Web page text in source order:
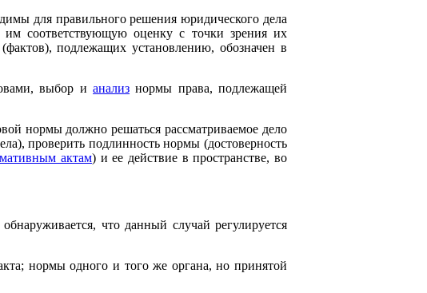
для правильного решения юридического дела
им соответствующую оценку с точки зрения их
подлежащих установлению, обозначен в
выбор ианализ нормы права, подлежащей
нормы должно решаться рассматриваемое дело
проверить подлинность нормы (достоверность
актам) и ее действие в пространстве, во
что данный случай регулируется
нормы одного и того же органа, но принятой